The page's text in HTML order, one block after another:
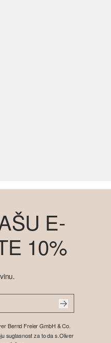
E-
10%
Bernd Freier GmbH & Co.
suglasnost za to da s.Oliver